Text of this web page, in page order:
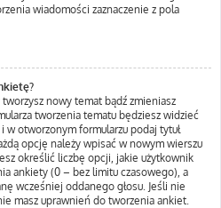
wiadomości zaznaczenie z pola
nowy temat bądź zmieniasz
tworzenia tematu będziesz widzieć
otworzonym formularzu podaj tytuł
opcję należy wpisać w nowym wierszu
określić liczbę opcji, jakie użytkownik
ankiety (0 – bez limitu czasowego), a
wcześniej oddanego głosu. Jeśli nie
masz uprawnień do tworzenia ankiet.